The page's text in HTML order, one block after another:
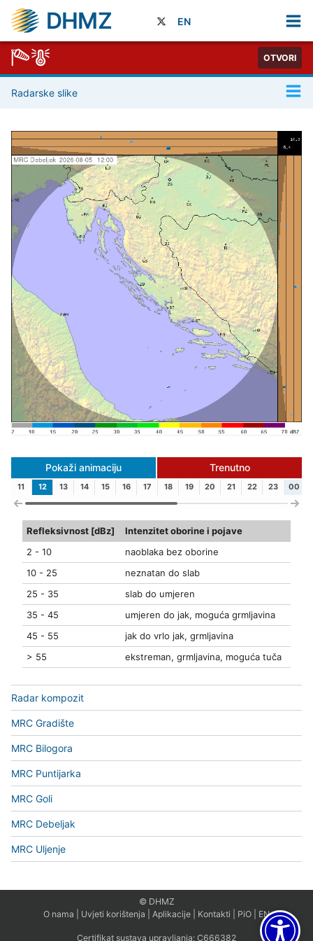
DHMZ EN
OTVORI
Radarske slike
Pokaži animaciju Trenutno
11 12 13 14 15 16 17 18 19 20 21 22 23 00
Refleksivnost [dBz]
Intenzitet oborine i pojave
2 - 10
naoblaka bez oborine
10 - 25
neznatan do slab
25 - 35
slab do umjeren
35 - 45
umjeren do jak, moguća grmljavina
45 - 55
jak do vrlo jak, grmljavina
> 55
ekstreman, grmljavina, moguća tuča
Radar kompozit
MRC Gradište
MRC Bilogora
MRC Puntijarka
MRC Goli
MRC Debeljak
MRC Uljenje
© DHMZ
O nama
Uvjeti korištenja Aplikacije Kontakti PiO EN
Certifikat sustava upravljanja: C666382